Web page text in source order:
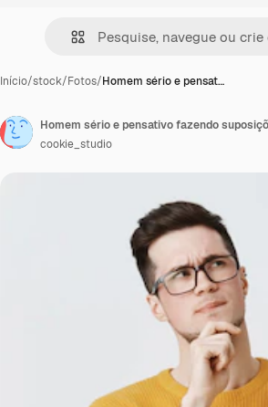
Início/stock/Fotos/Homem sério e pensat…
Homem sério e pensativo fazendo
cookie_studio